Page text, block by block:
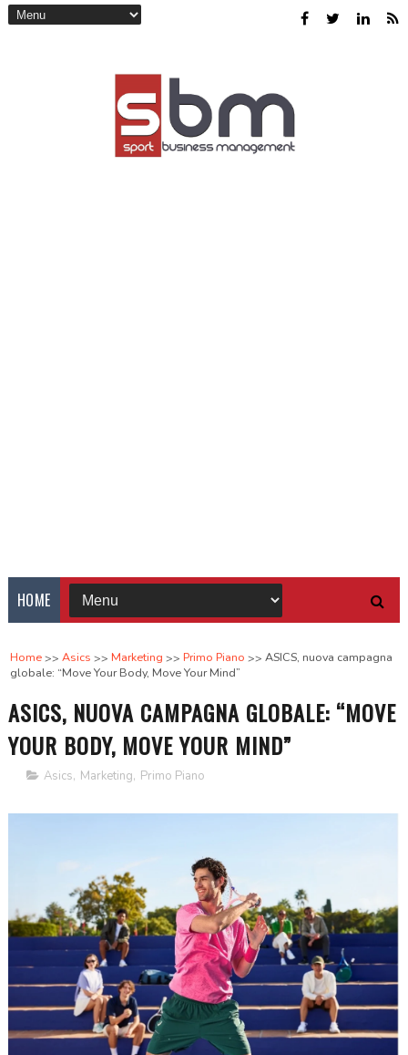
HOME
Home Asics Marketing Primo Piano
ASICS, nuova campagna
globale: “Move Your Body, Move Your Mind”
ASICS, NUOVA CAMPAGNA GLOBALE: “MOVE
YOUR BODY, MOVE YOUR MIND”
Asics, Marketing, Primo Piano